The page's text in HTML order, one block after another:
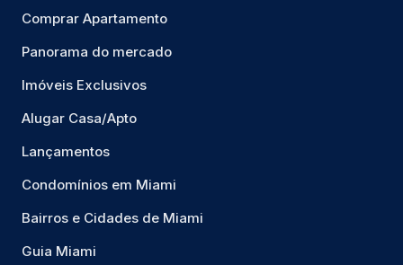
Comprar Apartamento
Panorama do mercado
Imóveis Exclusivos
Alugar Casa/Apto
Lançamentos
Condomínios em Miami
Bairros e Cidades de Miami
Guia Miami